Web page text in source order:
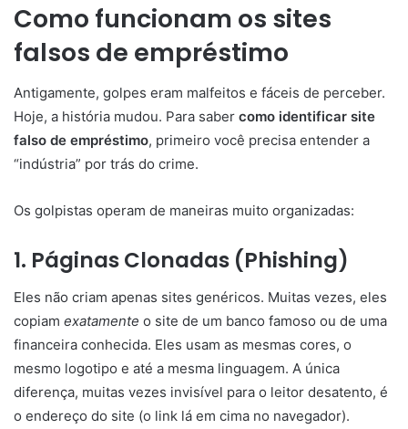
Como funcionam os sites
falsos de empréstimo
Antigamente, golpes eram malfeitos e fáceis de perceber.
Hoje, a história mudou. Para saber como identificar site
falso de empréstimo, primeiro você precisa entender a
“indústria” por trás do crime.
Os golpistas operam de maneiras muito organizadas:
1. Páginas Clonadas (Phishing)
Eles não criam apenas sites genéricos. Muitas vezes, eles
copiam exatamente o site de um banco famoso ou de uma
financeira conhecida. Eles usam as mesmas cores, o
mesmo logotipo e até a mesma linguagem. A única
diferença, muitas vezes invisível para o leitor desatento, é
o endereço do site (o link lá em cima no navegador).